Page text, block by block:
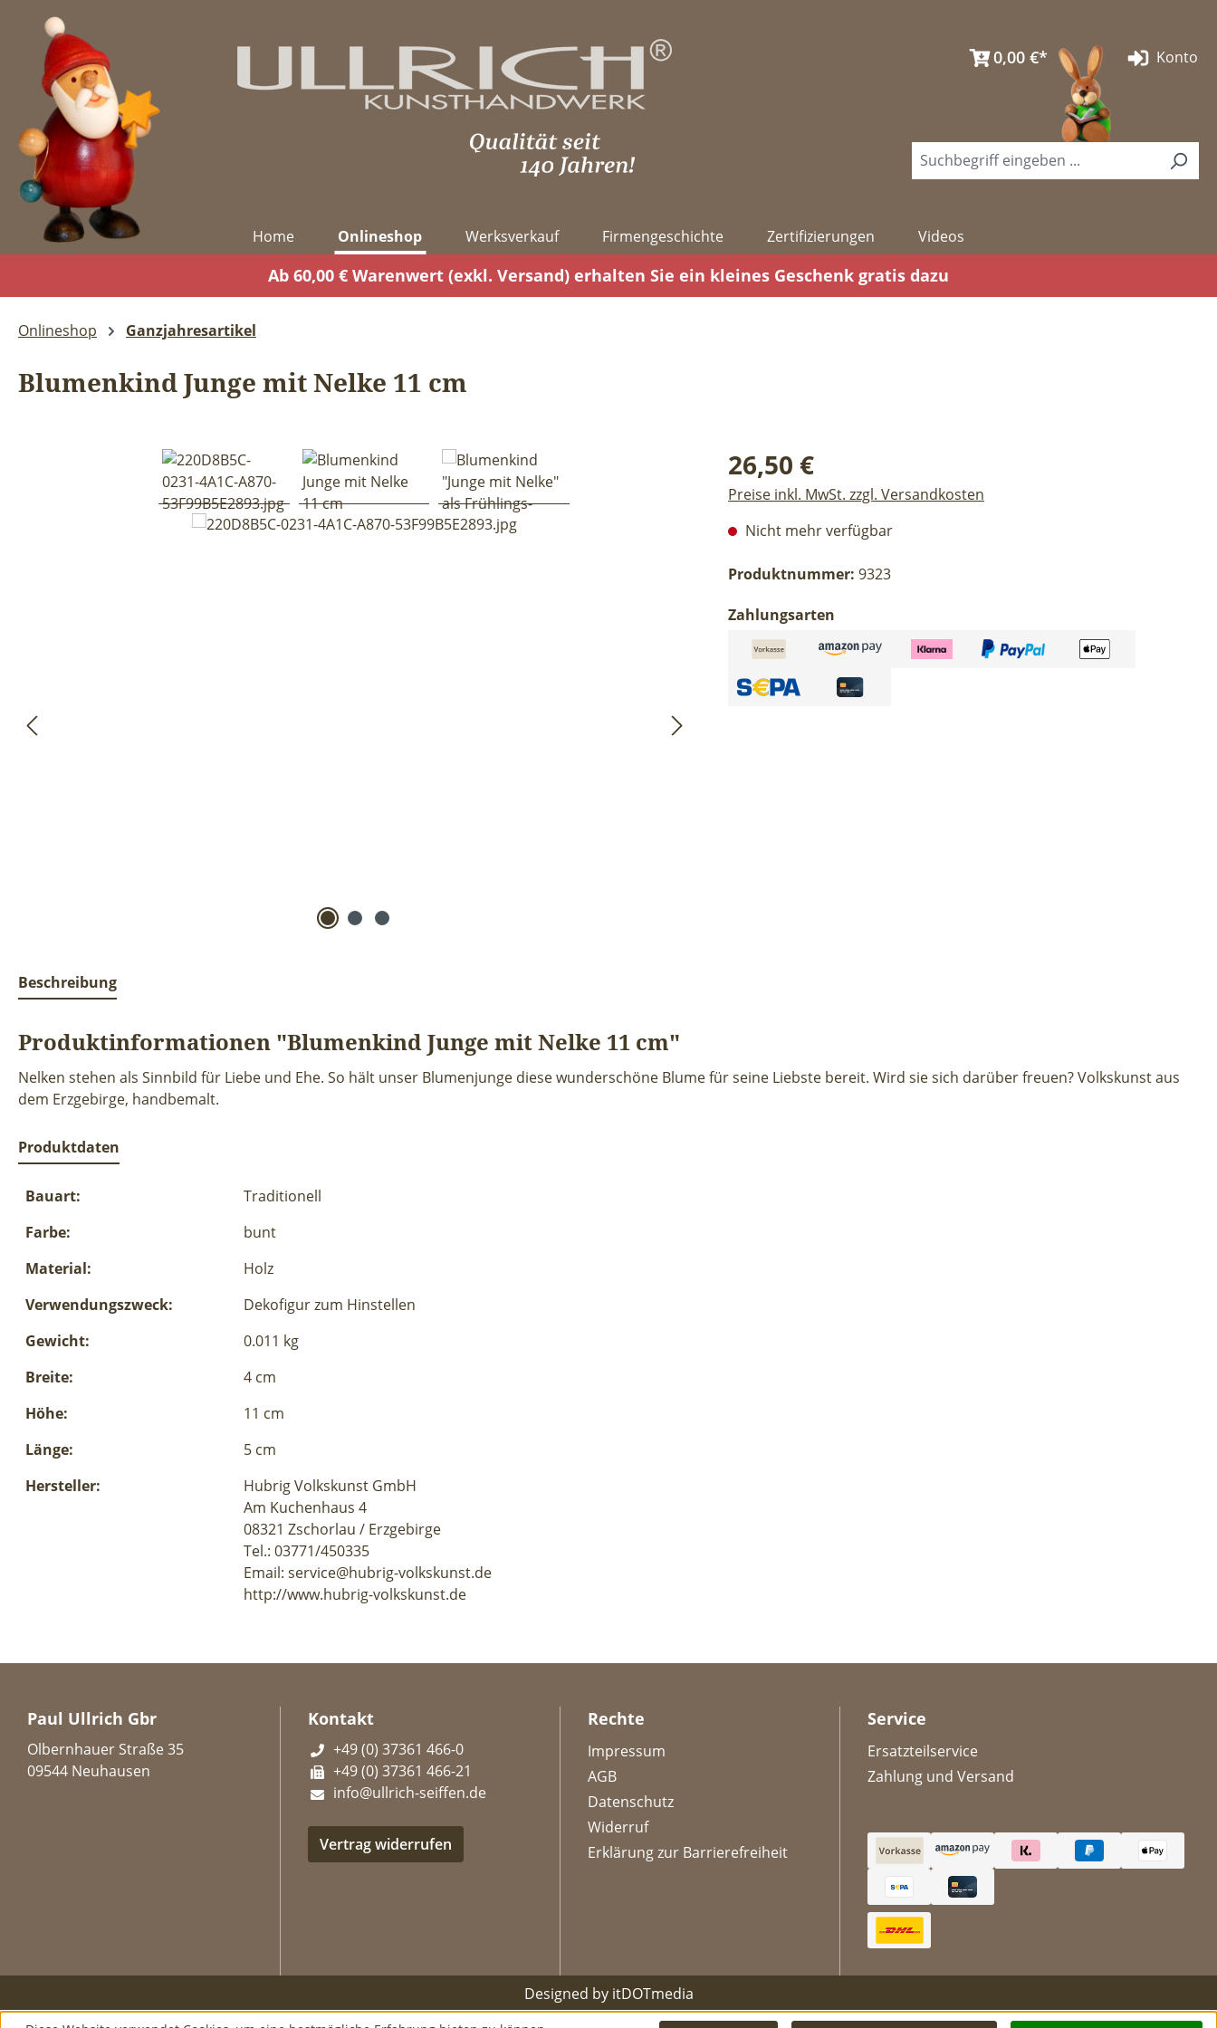
Hauptinhalt springen
Zur Suche springen
Zur Hauptnavigation springen
0,00 €* Konto
Home Onlineshop Werksverkauf Firmengeschichte Zertifizierungen Videos
Ab 60,00 € Warenwert (exkl. Versand) erhalten Sie ein kleines Geschenk gratis dazu
Onlineshop Ganzjahresartikel
Blumenkind Junge mit Nelke 11 cm
Bildergalerie überspringen Regulärer Preis:
26,50 €
Preise inkl. MwSt. zzgl. Versandkosten
Nicht mehr verfügbar
Produktnummer: 9323
Zahlungsarten
Beschreibung
Produktinformationen "Blumenkind Junge mit Nelke 11 cm"
Nelken stehen als Sinnbild für Liebe und Ehe. So hält unser Blumenjunge diese wunderschöne Blume für seine Liebste bereit. Wird sie sich darüber freuen? Volkskunst aus
dem Erzgebirge, handbemalt.
Produktdaten
Bauart:
Traditionell
Farbe:
bunt
Material:
Holz
Verwendungszweck:
Dekofigur zum Hinstellen
Gewicht:
0.011 kg
Breite:
4 cm
Höhe:
11 cm
Länge:
5 cm
Hersteller:
Hubrig Volkskunst GmbH
Am Kuchenhaus 4
08321 Zschorlau / Erzgebirge
Tel.: 03771/450335
Email: service@hubrig-volkskunst.de
http://www.hubrig-volkskunst.de
Paul Ullrich Gbr
Olbernhauer Straße 35
09544 Neuhausen
Kontakt
+49 (0) 37361 466-0
+49 (0) 37361 466-21
info@ullrich-seiffen.de
Vertrag widerrufen
Rechte
Impressum
AGB
Datenschutz
Widerruf
Erklärung zur Barrierefreiheit
Service
Ersatzteilservice
Zahlung und Versand
Designed by itDOTmedia